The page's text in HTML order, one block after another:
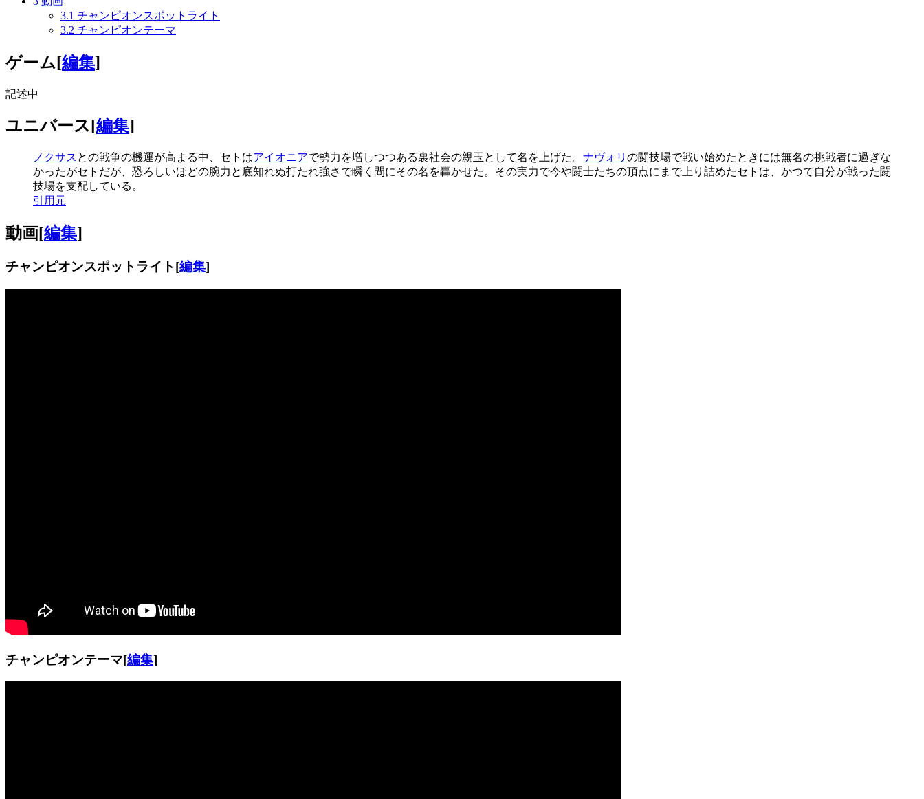
3.1 チャンピオンスポットライト
3.2 チャンピオンテーマ
ゲーム[編集]
記述中
ユニバース [編集]
ノクサス との戦争の機運が高まる中、 セト はアイオニアで勢力を増しつつある裏社会の親玉として名を上げた。 ナヴォリ の闘技場で戦い始めたときには無名の挑戦者に過ぎな
かったがセト だが、恐ろしいほどの腕力と底知れぬ打たれ強さで瞬く間にその名を轟かせた。その実力で今や闘士たちの頂点にまで上り詰めたセト は、かつて自分が戦った闘
技場を支配している。
引用元
動画[編集]
チャンピオンスポットライト[編集]
チャンピオンテーマ[編集]